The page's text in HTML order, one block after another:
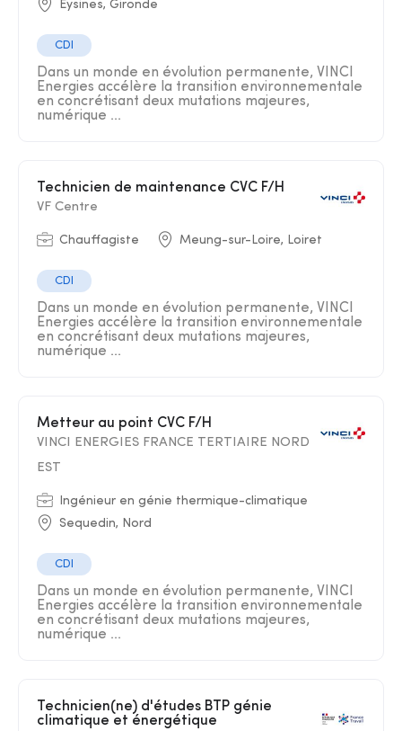
Eysines, Gironde
CDI
Dans un monde en évolution permanente, VINCI
Energies accélère la transition environnementale
en concrétisant deux mutations majeures,
numérique ...
Technicien de maintenance CVC F/H
VF Centre
Chauffagiste Meung-sur-Loire, Loiret
CDI
Dans un monde en évolution permanente, VINCI
Energies accélère la transition environnementale
en concrétisant deux mutations majeures,
numérique ...
Metteur au point CVC F/H
VINCI ENERGIES FRANCE TERTIAIRE NORD
EST
Ingénieur en génie thermique-climatique
Sequedin, Nord
CDI
Dans un monde en évolution permanente, VINCI
Energies accélère la transition environnementale
en concrétisant deux mutations majeures,
numérique ...
climatique et énergétique